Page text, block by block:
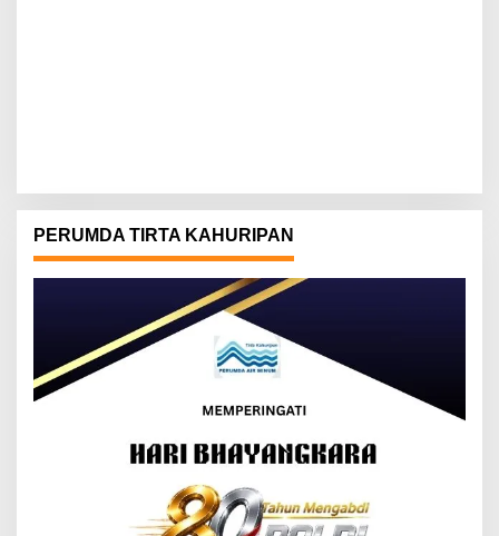
PERUMDA TIRTA KAHURIPAN